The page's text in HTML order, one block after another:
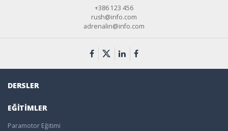
+386 123 456
rush@info.com
adrenalin@info.com
DERSLER
EĞITIMLER
Paramotor Eğitimi